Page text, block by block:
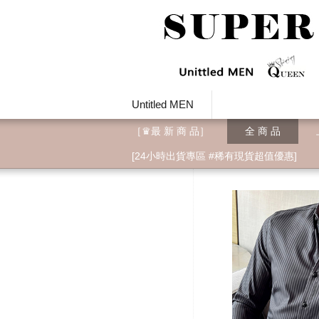
Untitled MEN
［♛最 新 商 品］ 全 商 品
[24小時出貨專區 #稀有現貨超值優惠]